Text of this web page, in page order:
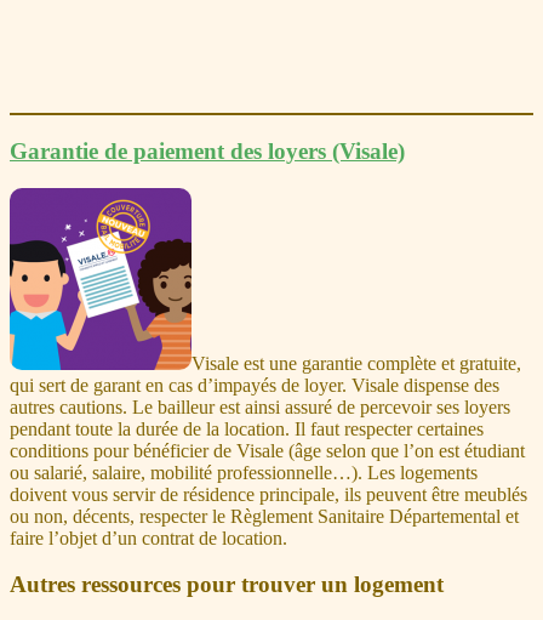
Garantie de paiement des loyers (Visale)
Visale est une garantie complète et gratuite,
qui sert de garant en cas d’impayés de loyer. Visale dispense des
autres cautions. Le bailleur est ainsi assuré de percevoir ses loyers
pendant toute la durée de la location. Il faut respecter certaines
conditions pour bénéficier de Visale (âge selon que l’on est étudiant
ou salarié, salaire, mobilité professionnelle…). Les logements
doivent vous servir de résidence principale, ils peuvent être meublés
ou non, décents, respecter le Règlement Sanitaire Départemental et
faire l’objet d’un contrat de location.
Autres ressources pour trouver un logement